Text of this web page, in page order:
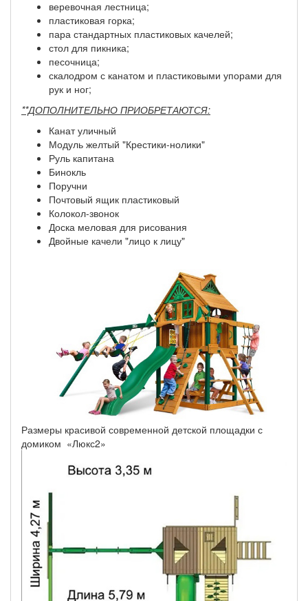
веревочная лестница;
пластиковая горка;
пара стандартных пластиковых качелей;
стол для пикника;
песочница;
скалодром с канатом и пластиковыми упорами для
рук и ног;
**ДОПОЛНИТЕЛЬНО ПРИОБРЕТАЮТСЯ:
Канат уличный
Модуль желтый "Крестики-нолики"
Руль капитана
Бинокль
Поручни
Почтовый ящик пластиковый
Колокол-звонок
Доска меловая для рисования
Двойные качели "лицо к лицу"
Размеры красивой современной детской площадки с
домиком «Люкс2»